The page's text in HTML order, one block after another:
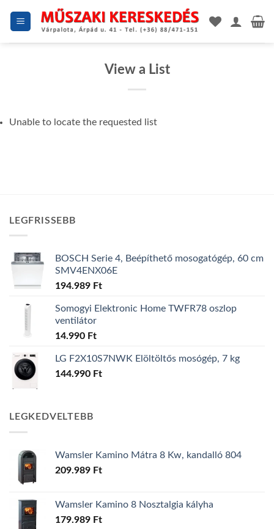
View a List
Unable to locate the requested list
LEGFRISSEBB
BOSCH Serie 4, Beépíthető mosogatógép, 60 cm
SMV4ENX06E
194.989 Ft
Somogyi Elektronic Home TWFR78 oszlop
ventilátor
14.990 Ft
LG F2X10S7NWK Elöltöltős mosógép, 7 kg
144.990 Ft
LEGKEDVELTEBB
Wamsler Kamino Mátra 8 Kw, kandalló 804
209.989 Ft
Wamsler Kamino 8 Nosztalgia kályha
179.989 Ft